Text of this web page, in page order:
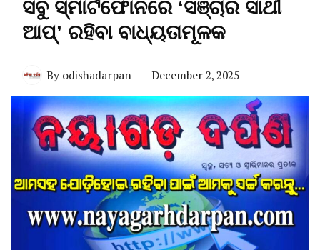
ସବୁ ସ୍ମାର୍ଟଫୋନରେ ‘ସଞ୍ଚାର ସାଥୀ
ଆପ୍‌’ ରହିବା ବାଧ୍ୟତାମୂଳକ
By odishadarpan December 2, 2025